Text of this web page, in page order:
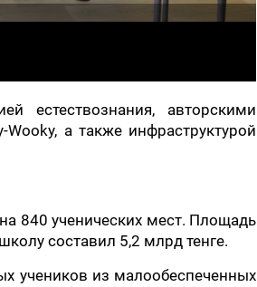
естествознания, авторскими
а также инфраструктурой
840 ученических мест. Площадь
составил 5,2 млрд тенге.
учеников из малообеспеченных